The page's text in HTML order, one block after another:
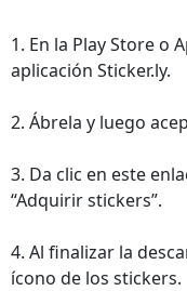
1. En la Play Store o
aplicación Sticker.ly.
2. Ábrela y luego
3. Da clic en este
“Adquirir stickers”.
4. Al finalizar la
ícono de los stickers.